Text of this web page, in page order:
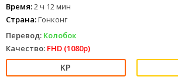
Время:2 ч 12 мин
Страна:Гонконг
Перевод: Колобок
Качество: FHD (1080p)